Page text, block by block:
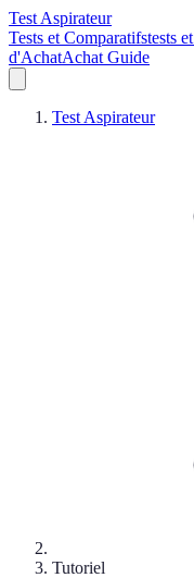
Test Aspirateur
Tests et Comparatifstests
d'AchatAchat Guide
Test Aspirateur
Tutoriel